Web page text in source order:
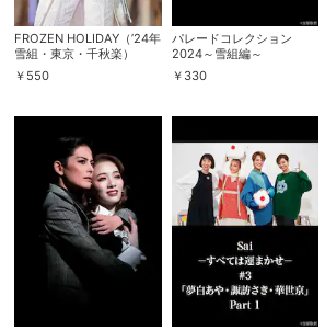
FROZEN HOLIDAY（’24年
雪組・東京・千秋楽）
￥ 550
パレードコレクション
2024～雪組編～
￥ 330